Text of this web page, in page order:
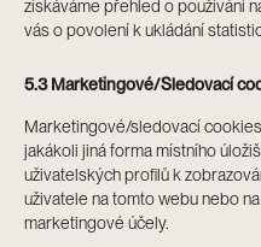
získáváme přehled o používání
vás o povolení k ukládání
5.3 Marketingové/Sledovací
Marketingové/sledovací
jakákoli jiná forma místního
uživatelských profilů k
uživatele na tomto webu nebo
marketingové účely.